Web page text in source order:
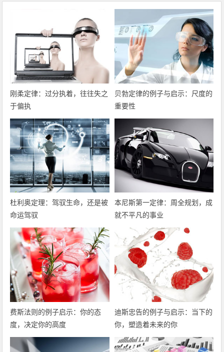
刚柔定律：过分执着，往往失之
于偏执
贝勃定律的例子与启示：尺度的
重要性
杜利奥定理：驾驭生命，还是被
命运驾驭
本尼斯第一定律：周全规划，成
就不平凡的事业
费斯法则的例子启示：你的态
度，决定你的高度
迪斯忠告的例子与启示：当下的
你，塑造着未来的你